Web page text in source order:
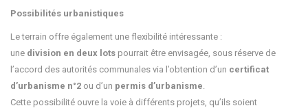
Possibilités urbanistiques
Le terrain offre également une flexibilité intéressante :
une division en deux lots pourrait être envisagée, sous réserve de
l’accord des autorités communales via l’obtention d’un certificat
d’urbanisme n°2 ou d’un permis d’urbanisme
Cette possibilité ouvre la voie à différents projets, qu’ils soient